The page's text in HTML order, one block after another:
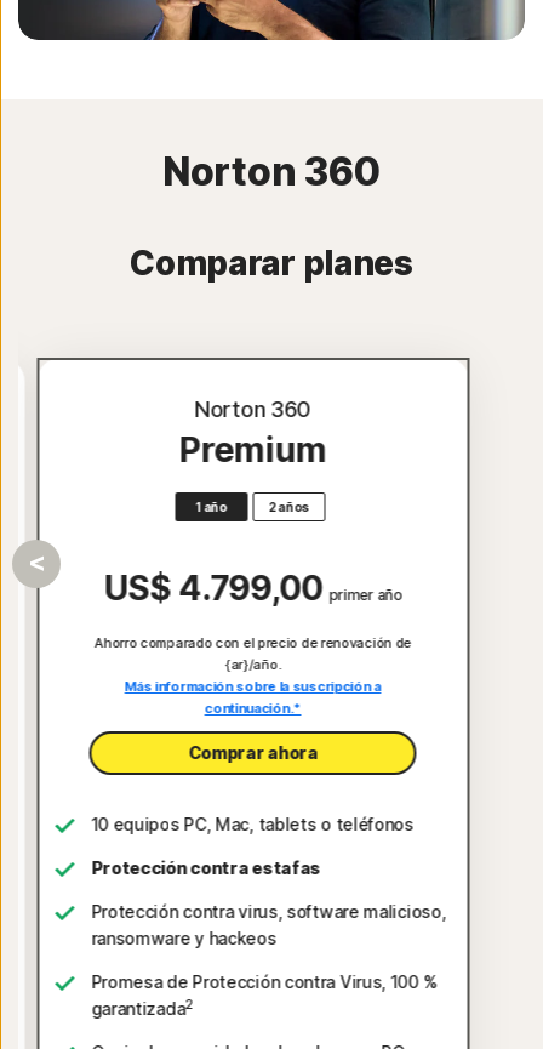
Norton 360
Comparar planes
Norton 360
Premium
1 año 2 años
US$ 4.799,00 primer año
Ahorro comparado con el precio de renovación de
{ar}/año.
Más información sobre la suscripción a
continuación.*
Comprar ahora
10 equipos PC, Mac, tablets o teléfonos
Protección contra estafas
Protección contra virus, software malicioso,
ransomware y hackeos
Promesa de Protección contra Virus, 100 %
garantizada2